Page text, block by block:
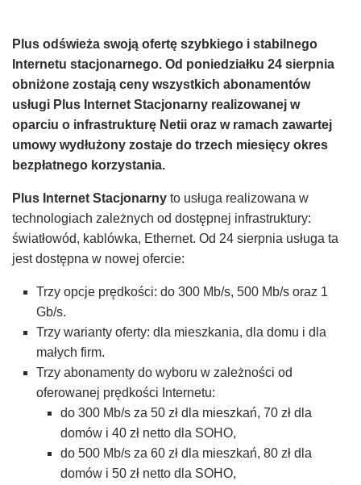
Plus odświeża swoją ofertę szybkiego i stabilnego
Internetu stacjonarnego. Od poniedziałku 24 sierpnia
obniżone zostają ceny wszystkich abonamentów
usługi Plus Internet Stacjonarny realizowanej w
oparciu o infrastrukturę Netii oraz w ramach zawartej
umowy wydłużony zostaje do trzech miesięcy okres
bezpłatnego korzystania.
Plus Internet Stacjonarny to usługa realizowana w
technologiach zależnych od dostępnej infrastruktury:
światłowód, kablówka, Ethernet. Od 24 sierpnia usługa ta
jest dostępna w nowej ofercie:
Trzy opcje prędkości: do 300 Mb/s, 500 Mb/s oraz 1
Gb/s.
Trzy warianty oferty: dla mieszkania, dla domu i dla
małych firm.
Trzy abonamenty do wyboru w zależności od
oferowanej prędkości Internetu:
do 300 Mb/s za 50 zł dla mieszkań, 70 zł dla
domów i 40 zł netto dla SOHO,
do 500 Mb/s za 60 zł dla mieszkań, 80 zł dla
domów i 50 zł netto dla SOHO,